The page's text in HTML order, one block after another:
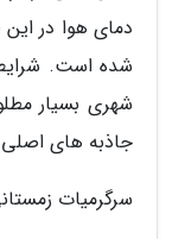
شده است.
شهری بسیار
جاذبه های
سرگرمیات